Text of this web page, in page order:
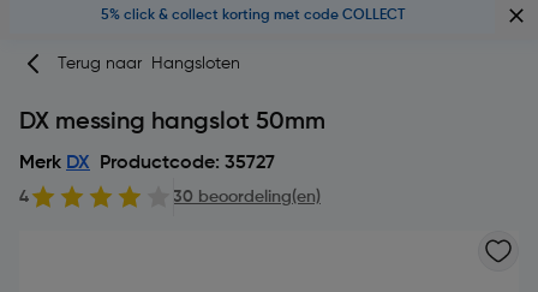
5% click & collect korting met code COLLECT
Terug naar Hangsloten
DX messing hangslot 50mm
Merk DX Productcode: 35727
4 30 beoordeling(en)